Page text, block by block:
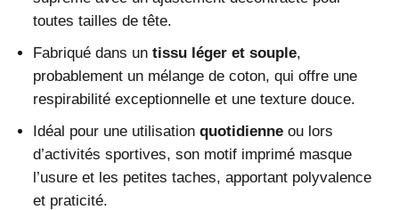
toutes tailles de tête.
Fabriqué dans un tissu léger et souple,
probablement un mélange de coton, qui offre une
respirabilité exceptionnelle et une texture douce.
Idéal pour une utilisation quotidienneou lors
d’activités sportives, son motif imprimé masque
l’usure et les petites taches, apportant polyvalence
et praticité.